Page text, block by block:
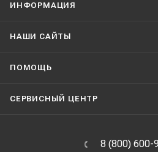
ИНФОРМАЦИЯ
НАШИ CАЙТЫ
ПОМОЩЬ
СЕРВИСНЫЙ ЦЕНТР
8 (800) 600-